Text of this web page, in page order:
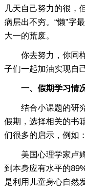
几天自己努力的很，
病层出不穷。“懒”字
大一的荒废。
你去努力，你同样
子们一起加油实现自
一、假期学习情
结合小课题的研究
假期，选择相关的书
们很多的启示，例如：
美国心理学家卢姆
到本身应有水平的
是利用儿童身心自然